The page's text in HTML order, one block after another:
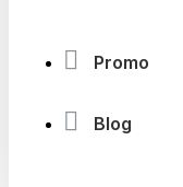
Promo
Blog